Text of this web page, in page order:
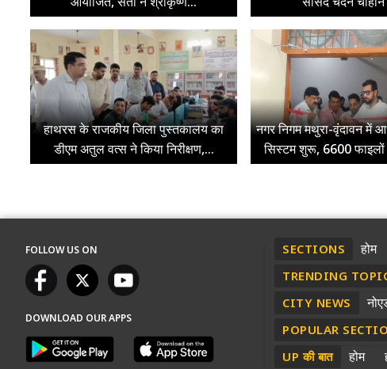
हाथरस के राजकीय जिला पुस्तकालय का
डीएम अतुल वत्स ने किया निरीक्षण,...
नगर निगम मथुरा-वृंदावन में
सिस्टम शुरू, 6600 फाइलों
FOLLOW US ON
DOWNLOAD OUR APPS
SECTIONS होम
TRENDING
CITY NEWS
POPULAR
UP की बात होम